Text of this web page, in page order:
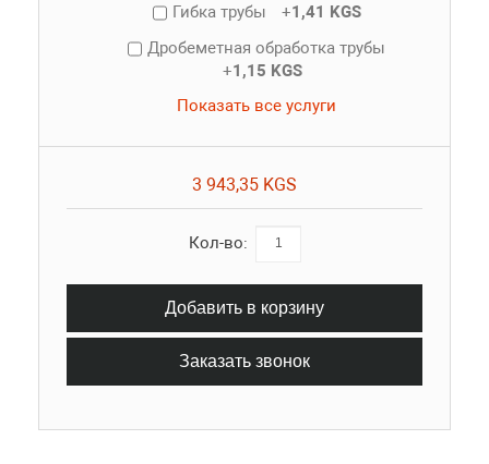
Гибка трубы
+1,41 KGS
Дробеметная обработка трубы
+1,15 KGS
Показать все услуги
3 943,35 KGS
Кол-во:
Добавить в корзину
Заказать звонок